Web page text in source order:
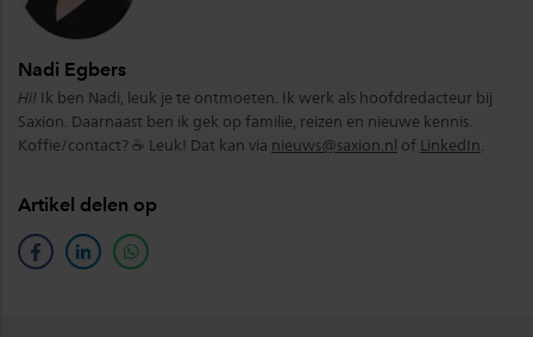
Nadi Egbers
Hi! Ik ben Nadi, leuk je te ontmoeten. Ik werk als hoofdredacteur bij
Saxion. Daarnaast ben ik gek op familie, reizen en nieuwe kennis.
Koffie/contact? ☕ Leuk! Dat kan via nieuws@saxion.nl of LinkedIn.
Artikel delen op
facebooklinkedinwhatsapp